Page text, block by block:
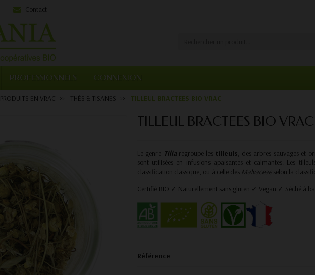
Contact
PROFESSIONNELS CONNEXION
PRODUITS EN VRAC THÉS & TISANES TILLEUL BRACTEES BIO VRAC
TILLEUL BRACTEES BIO VRAC
Le genre Tiliaregroupe les tilleuls, des arbres sauvages et
sont utilisées en infusions apaisantes et calmantes. Les
classification classique, ou à celle des Malvaceaeselon la
Certifié BIO ✓ Naturellement sans gluten ✓ Vegan ✓ Séché à
Référence